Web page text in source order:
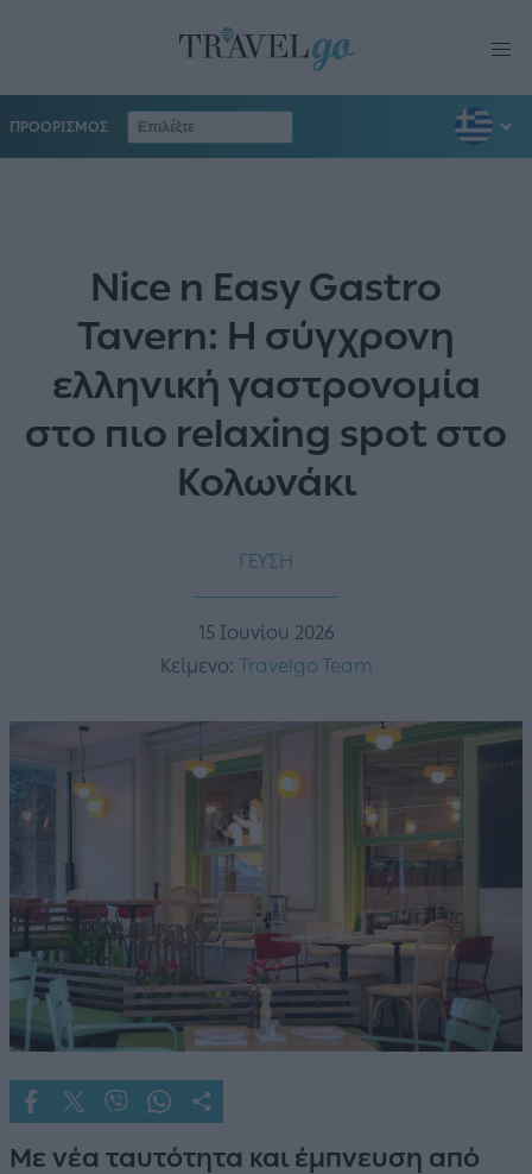
ΠΡΟΟΡΙΣΜΟΣ
Nice n Easy Gastro
Tavern: Η σύγχρονη
ελληνική γαστρονομία
στο πιο relaxing spot στο
Κολωνάκι
ΓΕΥΣΗ
15 Ιουνίου 2026
Κείμενο: Travelgo Team
Με νέα ταυτότητα και έμπνευση από